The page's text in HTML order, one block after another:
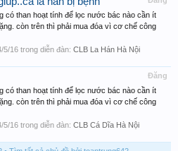
có than hoạt tính để lọc nước bác nào cần ít
còn trên thì phải mua đóa vì cơ chế công
5/16 trong diễn đàn: CLB La Hán Hà Nội
Đăng
có than hoạt tính để lọc nước bác nào cần ít
còn trên thì phải mua đóa vì cơ chế công
5/16 trong diễn đàn: CLB Cá Dĩa Hà Nội